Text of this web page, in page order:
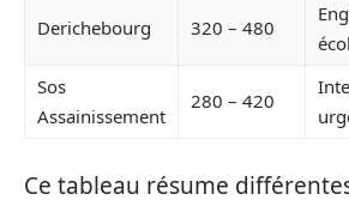
Derichebourg 320 – 480
Sos
Assainissement
280 – 420
Ce tableau résume